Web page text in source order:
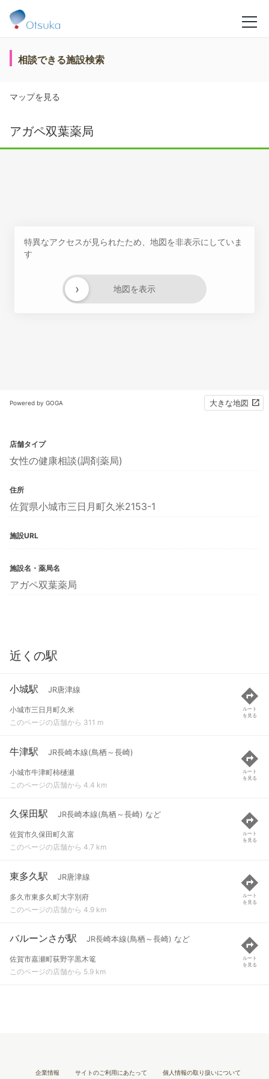
相談できる施設検索
マップを見る
アガペ双葉薬局
特異なアクセスが見られたため、地図を非表示にしていま
す
地図を表示
›
Powered by GOGA 大きな地図
店舗タイプ
女性の健康相談(調剤薬局)
住所
佐賀県小城市三日月町久米2153-1
施設URL
施設名・薬局名
アガペ双葉薬局
近くの駅
小城駅 JR唐津線
小城市三日月町久米
このページの店舗から 311 m
ルート
を見る
牛津駅 JR長崎本線(鳥栖～長崎)
小城市牛津町柿樋瀬
このページの店舗から 4.4 km
ルート
を見る
久保田駅 JR長崎本線(鳥栖～長崎) など
佐賀市久保田町久富
このページの店舗から 4.7 km
ルート
を見る
東多久駅 JR唐津線
多久市東多久町大字別府
このページの店舗から 4.9 km
ルート
を見る
バルーンさが駅 JR長崎本線(鳥栖～長崎) など
佐賀市嘉瀬町荻野字黒木篭
このページの店舗から 5.9 km
ルート
を見る
企業情報 サイトのご利用にあたって 個人情報の取り扱いについて